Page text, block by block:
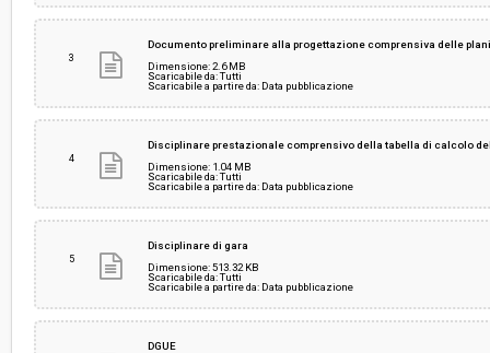
3
Documento preliminare alla progettazione comprensiva delle
Dimensione: 2.6 MB
Scaricabile da: Tutti
Scaricabile a partire da: Data pubblicazione
4
Disciplinare prestazionale comprensivo della tabella di calcolo
Dimensione: 1.04 MB
Scaricabile da: Tutti
Scaricabile a partire da: Data pubblicazione
5
Disciplinare di gara
Dimensione: 513.32 KB
Scaricabile da: Tutti
Scaricabile a partire da: Data pubblicazione
DGUE